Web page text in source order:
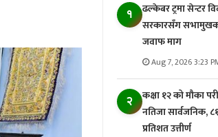
१
ढल्केबर ट्रमा सेन्टर
सरकारसँग
जवाफ माग
Aug 7, 2026 3:23
२
कक्षा १२ को मौका
नतिजा सार्वजनिक,
प्रतिशत उत्तीर्ण